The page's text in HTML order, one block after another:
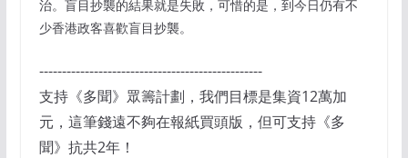
治。盲目抄襲的結果就是失敗，可惜的是，到今日仍有不
少香港政客喜歡盲目抄襲。
-------------------------------------------------
支持《多聞》眾籌計劃，我們目標是集資12萬加
元，這筆錢遠不夠在報紙買頭版，但可支持《多
聞》抗共2年！